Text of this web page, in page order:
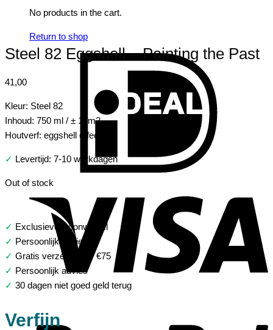
No products in the cart.
Return to shop
Steel 82 Eggshell – Painting the Past
41,00
Kleur: Steel 82
Inhoud: 750 ml / ± 10m2
Houtverf: eggshell effect
✓ Levertijd: 7-10 werkdagen
Out of stock
✓ Exclusieve woonwinkel
✓ Persoonlijk advies
✓ Gratis verzending > €75
✓ Persoonlijk advies
✓ 30 dagen niet goed geld terug
Verfijn